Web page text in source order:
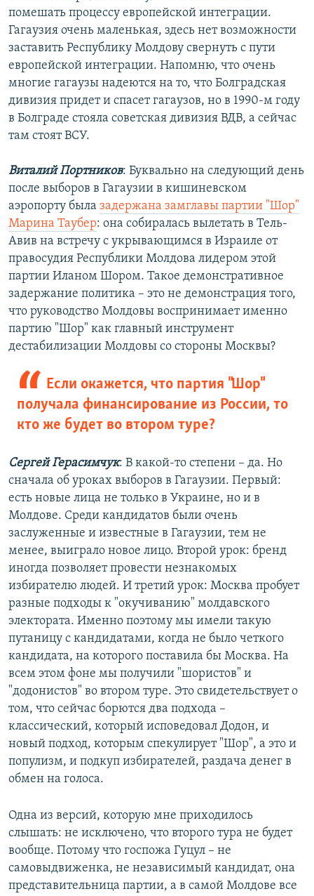
помешать процессу европейской интеграции.
Гагаузия очень маленькая, здесь нет возможности
заставить Республику Молдову свернуть с пути
европейской интеграции. Напомню, что очень
многие гагаузы надеются на то, что Болградская
дивизия придет и спасет гагаузов, но в 1990-м году
в Болграде стояла советская дивизия ВДВ, а сейчас
там стоят ВСУ.
Виталий Портников: Буквально на следующий день
после выборов в Гагаузии в кишиневском
аэропорту была задержана замглавы партии "Шор"
Марина Таубер: она собиралась вылетать в Тель-
Авив на встречу с укрывающимся в Израиле от
правосудия Республики Молдова лидером этой
партии Иланом Шором. Такое демонстративное
задержание политика – это не демонстрация того,
что руководство Молдовы воспринимает именно
партию "Шор" как главный инструмент
дестабилизации Молдовы со стороны Москвы?
Если окажется, что партия "Шор"
получала финансирование из России, то
кто же будет во втором туре?
Сергей Герасимчук: В какой-то степени – да. Но
сначала об уроках выборов в Гагаузии. Первый:
есть новые лица не только в Украине, но и в
Молдове. Среди кандидатов были очень
заслуженные и известные в Гагаузии, тем не
менее, выиграло новое лицо. Второй урок: бренд
иногда позволяет провести незнакомых
избирателю людей. И третий урок: Москва пробует
разные подходы к "окучиванию" молдавского
электората. Именно поэтому мы имели такую
путаницу с кандидатами, когда не было четкого
кандидата, на которого поставила бы Москва. На
всем этом фоне мы получили "шористов" и
"додонистов" во втором туре. Это свидетельствует о
том, что сейчас борются два подхода –
классический, который исповедовал Додон, и
новый подход, которым спекулирует "Шор", а это и
популизм, и подкуп избирателей, раздача денег в
обмен на голоса.
Одна из версий, которую мне приходилось
слышать: не исключено, что второго тура не будет
вообще. Потому что госпожа Гуцул – не
самовыдвиженка, не независимый кандидат, она
представительница партии, а в самой Молдове все